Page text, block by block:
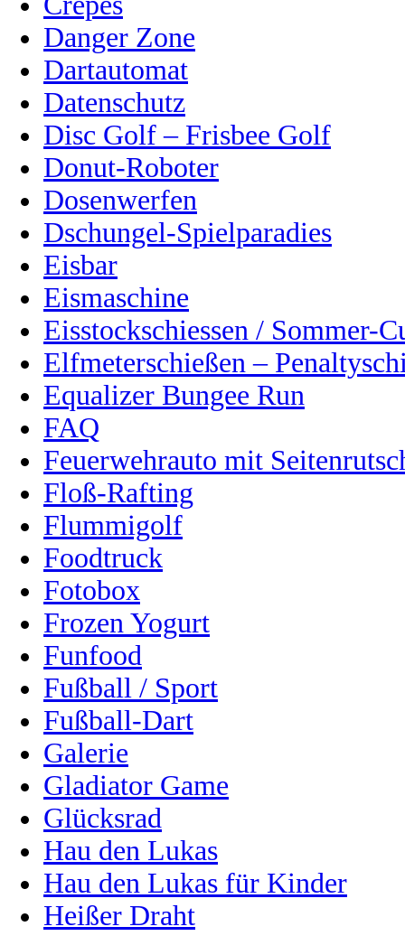
Danger Zone
Dartautomat
Datenschutz
Disc Golf – Frisbee Golf
Donut-Roboter
Dosenwerfen
Dschungel-Spielparadies
Eisbar
Eismaschine
Eisstockschiessen / Sommer-
Elfmeterschießen –
Equalizer Bungee Run
FAQ
Feuerwehrauto mit
Floß-Rafting
Flummigolf
Foodtruck
Fotobox
Frozen Yogurt
Funfood
Fußball / Sport
Fußball-Dart
Galerie
Gladiator Game
Glücksrad
Hau den Lukas
Hau den Lukas für Kinder
Heißer Draht